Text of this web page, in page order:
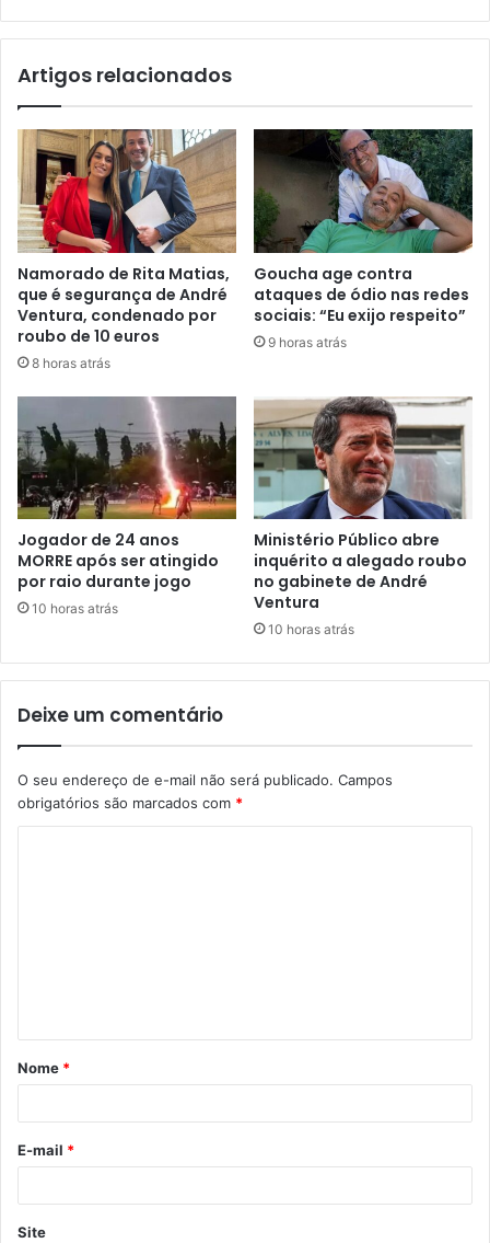
Artigos relacionados
Namorado de Rita Matias,
que é segurança de André
Ventura, condenado por
roubo de 10 euros
8 horas atrás
Goucha age contra
ataques de ódio nas redes
sociais: “Eu exijo respeito”
9 horas atrás
Jogador de 24 anos
MORRE após ser atingido
por raio durante jogo
10 horas atrás
Ministério Público abre
inquérito a alegado roubo
no gabinete de André
Ventura
10 horas atrás
Deixe um comentário
O seu endereço de e-mail não será publicado. Campos
obrigatórios são marcados com *
á
r
*
Nome *
E-mail *
Site